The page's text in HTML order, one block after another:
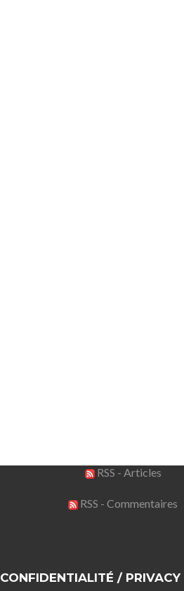
RSS - Articles
RSS - Commentaires
CONFIDENTIALITÉ / PRIVACY